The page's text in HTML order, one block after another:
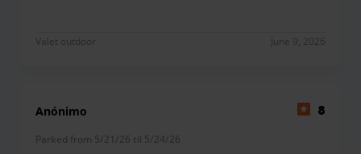
Valet outdoor June 9, 2026
Anónimo 8
Parked from 5/21/26 til 5/24/26